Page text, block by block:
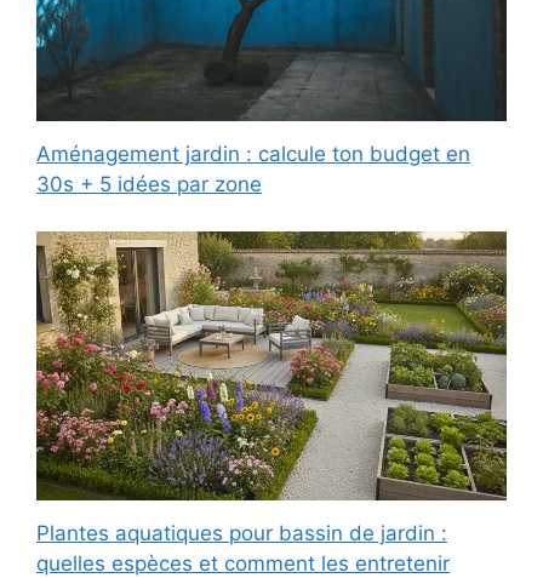
Aménagement jardin : calcule ton budget en
30s + 5 idées par zone
Plantes aquatiques pour bassin de jardin :
quelles espèces et comment les entretenir